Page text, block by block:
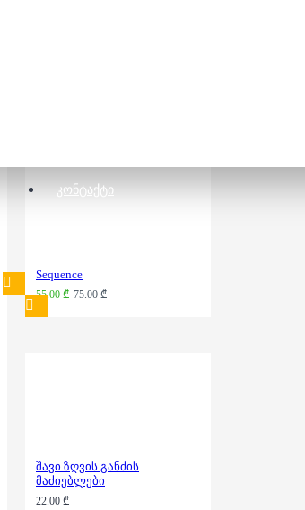
ᲙᲝᲜᲢᲐᲥᲢᲘ
Sequence
55.00 ₾ 75.00 ₾
შავი ზღვის განძის
მაძიებლები
22.00 ₾